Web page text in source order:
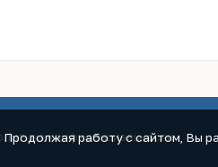
конфиденциальности
работу с сайтом, Вы